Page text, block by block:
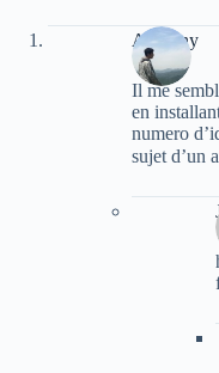
Anthony
Il me
en
numero
sujet d’un